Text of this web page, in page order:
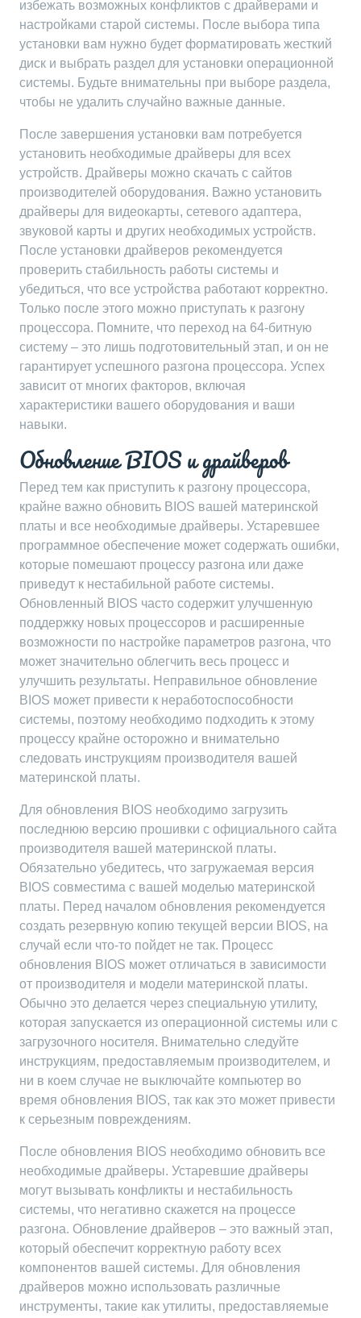
избежать возможных конфликтов с драйверами и
настройками старой системы. После выбора типа
установки вам нужно будет форматировать жесткий
диск и выбрать раздел для установки операционной
системы. Будьте внимательны при выборе раздела,
чтобы не удалить случайно важные данные.
После завершения установки вам потребуется
установить необходимые драйверы для всех
устройств. Драйверы можно скачать с сайтов
производителей оборудования. Важно установить
драйверы для видеокарты, сетевого адаптера,
звуковой карты и других необходимых устройств.
После установки драйверов рекомендуется
проверить стабильность работы системы и
убедиться, что все устройства работают корректно.
Только после этого можно приступать к разгону
процессора. Помните, что переход на 64-битную
систему – это лишь подготовительный этап, и он не
гарантирует успешного разгона процессора. Успех
зависит от многих факторов, включая
характеристики вашего оборудования и ваши
навыки.
Обновление BIOS и драйверов
Перед тем как приступить к разгону процессора,
крайне важно обновить BIOS вашей материнской
платы и все необходимые драйверы. Устаревшее
программное обеспечение может содержать ошибки,
которые помешают процессу разгона или даже
приведут к нестабильной работе системы.
Обновленный BIOS часто содержит улучшенную
поддержку новых процессоров и расширенные
возможности по настройке параметров разгона, что
может значительно облегчить весь процесс и
улучшить результаты. Неправильное обновление
BIOS может привести к неработоспособности
системы, поэтому необходимо подходить к этому
процессу крайне осторожно и внимательно
следовать инструкциям производителя вашей
материнской платы.
Для обновления BIOS необходимо загрузить
последнюю версию прошивки с официального сайта
производителя вашей материнской платы.
Обязательно убедитесь, что загружаемая версия
BIOS совместима с вашей моделью материнской
платы. Перед началом обновления рекомендуется
создать резервную копию текущей версии BIOS, на
случай если что-то пойдет не так. Процесс
обновления BIOS может отличаться в зависимости
от производителя и модели материнской платы.
Обычно это делается через специальную утилиту,
которая запускается из операционной системы или с
загрузочного носителя. Внимательно следуйте
инструкциям, предоставляемым производителем, и
ни в коем случае не выключайте компьютер во
время обновления BIOS, так как это может привести
к серьезным повреждениям.
После обновления BIOS необходимо обновить все
необходимые драйверы. Устаревшие драйверы
могут вызывать конфликты и нестабильность
системы, что негативно скажется на процессе
разгона. Обновление драйверов – это важный этап,
который обеспечит корректную работу всех
компонентов вашей системы. Для обновления
драйверов можно использовать различные
инструменты, такие как утилиты, предоставляемые